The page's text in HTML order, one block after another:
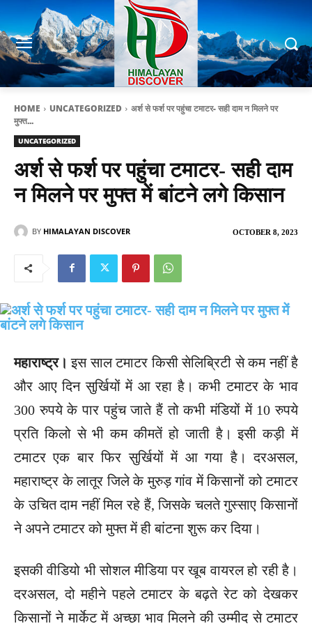
HOME UNCATEGORIZED
अर्श से फर्श पर पहुंचा टमाटर- सही दाम न मिलने पर
मुफ्त...
UNCATEGORIZED
अर्श से फर्श पर पहुंचा टमाटर- सही दाम
न मिलने पर मुफ्त में बांटने लगे किसान
OCTOBER 8, 2023
BY HIMALAYAN DISCOVER
महाराष्ट्र। इस साल टमाटर किसी सेलिब्रिटी से कम नहीं है
और आए दिन सुर्खियों में आ रहा है। कभी टमाटर के भाव
300 रुपये के पार पहुंच जाते हैं तो कभी मंडियों में 10 रुपये
प्रति किलो से भी कम कीमतें हो जाती है। इसी कड़ी में
टमाटर एक बार फिर सुर्खियों में आ गया है। दरअसल,
महाराष्ट्र के लातूर जिले के मुरुड़ गांव में किसानों को टमाटर
के उचित दाम नहीं मिल रहे हैं, जिसके चलते गुस्साए किसानों
ने अपने टमाटर को मुफ्त में ही बांटना शुरू कर दिया।
इसकी वीडियो भी सोशल मीडिया पर खूब वायरल हो रही है।
दरअसल, दो महीने पहले टमाटर के बढ़ते रेट को देखकर
किसानों ने मार्केट में अच्छा भाव मिलने की उम्मीद से टमाटर